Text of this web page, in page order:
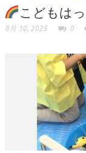
こどもは
8月 30, 2025 0